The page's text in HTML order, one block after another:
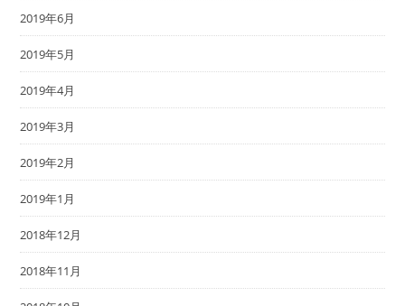
2019年6月
2019年5月
2019年4月
2019年3月
2019年2月
2019年1月
2018年12月
2018年11月